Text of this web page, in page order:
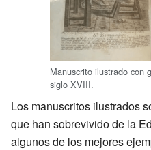
Manuscrito ilustrado con
siglo XVIII.
Los manuscritos ilustrados
que han sobrevivido de la
algunos de los mejores